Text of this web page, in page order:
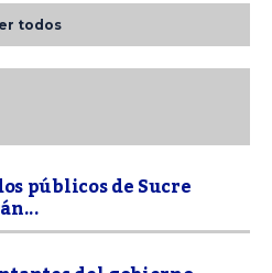
todos
públicos de Sucre